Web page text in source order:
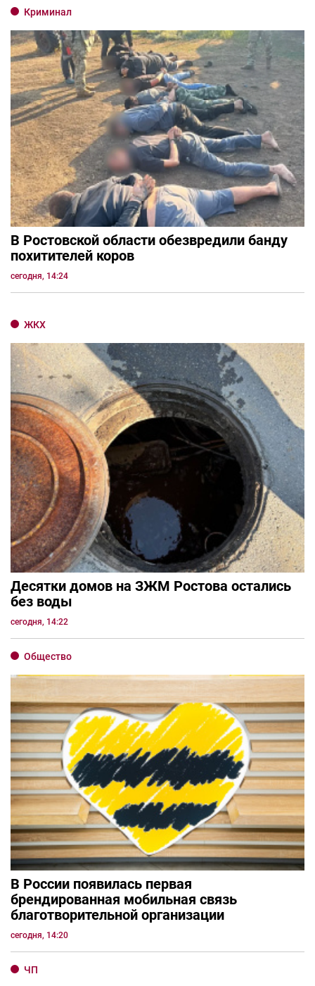
Криминал
В Ростовской области обезвредили банду
похитителей коров
сегодня, 14:24
ЖКХ
Десятки домов на ЗЖМ Ростова остались
без воды
сегодня, 14:22
Общество
В России появилась первая
брендированная мобильная связь
благотворительной организации
сегодня, 14:20
ЧП